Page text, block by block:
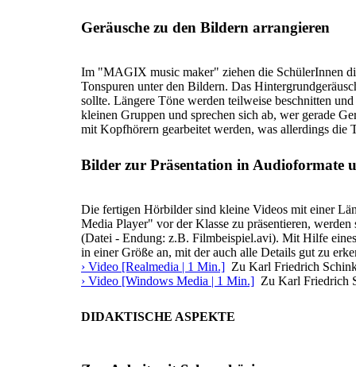
Geräusche zu den Bildern arrangieren
Im "MAGIX music maker" ziehen die SchülerInnen
Tonspuren unter den Bildern. Das
sollte. Längere Töne werden teilweise beschnitten
kleinen Gruppen und sprechen sich ab, wer gerade
mit Kopfhörern gearbeitet werden, was allerdings die
Bilder zur Präsentation in Audioformate
Die fertigen Hörbilder sind kleine Videos mit einer
Media Player" vor der Klasse zu präsentieren,
(Datei - Endung: z.B. Filmbeispiel.avi). Mit Hilfe
in einer Größe an, mit der auch alle Details gut zu
› Video [Realmedia | 1 Min.] Zu Karl Friedrich
› Video [Windows Media | 1 Min.] Zu Karl Friedrich
DIDAKTISCHE ASPEKTE